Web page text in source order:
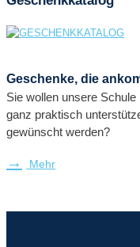
Geschenke, die
Sie wollen unsere
ganz praktisch
gewünscht werden?
Mehr